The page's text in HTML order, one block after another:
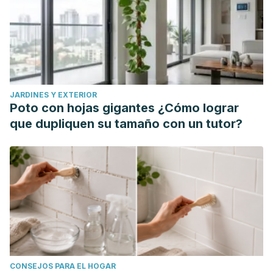
salon lamps.Telegram & Gazette (Worcester, MA)
JARDINES Y EXTERIOR
Poto con hojas gigantes ¿Cómo lograr
que dupliquen su tamaño con un tutor?
CONSEJOS PARA EL HOGAR